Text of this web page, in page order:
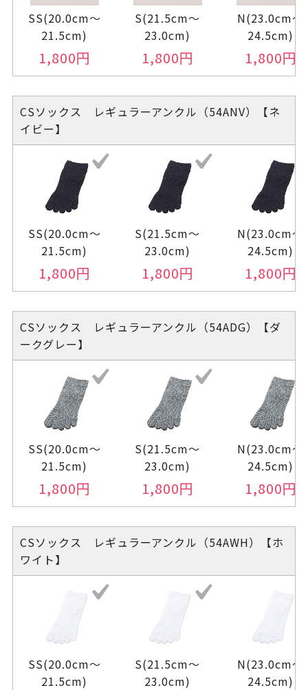
SS(20.0cm～
21.5cm)
1,800円
S(21.5cm～
23.0cm)
1,800円
N(23.0cm～
24.5cm)
1,800円
CSソックス レギュラーアンクル（54ANV）【ネ
イビー】
SS(20.0cm～
21.5cm)
1,800円
S(21.5cm～
23.0cm)
1,800円
N(23.0cm～
24.5cm)
1,800円
CSソックス レギュラーアンクル（54ADG）【ダ
ークグレー】
SS(20.0cm～
21.5cm)
1,800円
S(21.5cm～
23.0cm)
1,800円
N(23.0cm～
24.5cm)
1,800円
CSソックス レギュラーアンクル（54AWH）【ホ
ワイト】
SS(20.0cm～
21.5cm)
S(21.5cm～
23.0cm)
N(23.0cm～
24.5cm)